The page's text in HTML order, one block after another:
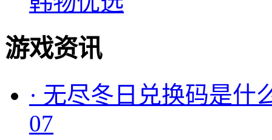
游戏资讯
· 无尽冬日兑换码是什
07